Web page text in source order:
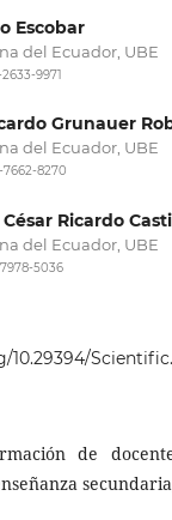
Escobar
del Ecuador, UBE
9971
Grunauer
del Ecuador, UBE
8270
Ricardo
del Ecuador, UBE
5036
de